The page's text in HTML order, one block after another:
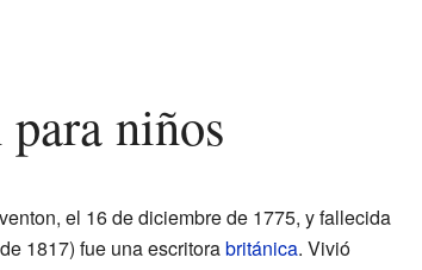
para niños
el 16 de diciembre de 1775, y fallecida
1817) fue una escritorabritánica. Vivió